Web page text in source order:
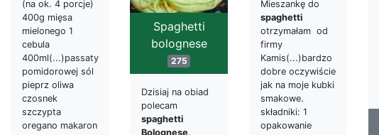
(na ok. 4 porcje)
400g mięsa
mielonego 1
cebula
400ml(...)passaty
pomidorowej sól
pieprz oliwa
czosnek
szczypta
oregano makaron
Mieszankę do
spaghetti
otrzymałam od
firmy
Kamis(...)bardzo
dobre oczywiście
jak na moje kubki
smakowe.
składniki: 1
opakowanie
Spaghetti
bolognese
275
Dzisiaj na obiad
polecam
spaghetti
Bolognese.